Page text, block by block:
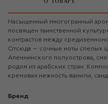
О ТОВАРЕ
Насыщенный многогранный
посвящен таинственной
контрастов между
Отсюда — сочные ноты спелых
Апеннинского полуострова,
родом из арабских стран.
кремовая нежность ванили,
Бренд